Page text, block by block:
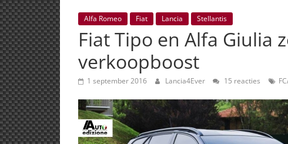
Italiaans
autonieuws
&
lifestyle
Alfa Romeo Fiat Lancia Stellantis
Fiat Tipo en Alfa Giulia
verkoopboost
1 september 2016 Lancia4Ever 15 reacties